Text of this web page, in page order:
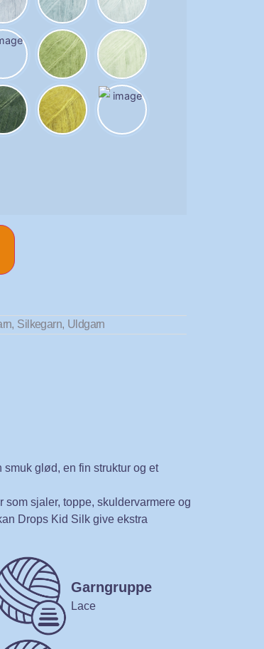
, Silkegarn, Uldgarn
glød, en fin struktur og et
sjaler, toppe, skuldervarmere og
Drops Kid Silk give ekstra
Garngruppe
Lace